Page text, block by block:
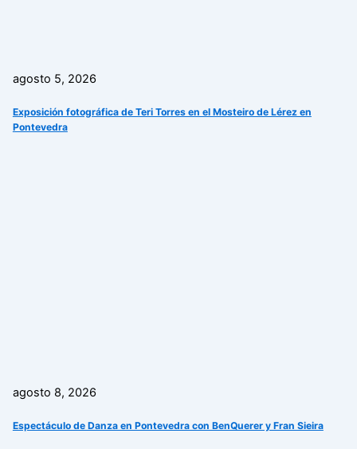
agosto 5, 2026
Exposición fotográfica de Teri Torres en el Mosteiro de Lérez en
Pontevedra
agosto 8, 2026
Espectáculo de Danza en Pontevedra con BenQuerer y Fran Sieira